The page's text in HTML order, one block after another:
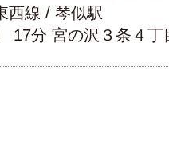
西線 / 琴似駅
17分 宮の沢３条４